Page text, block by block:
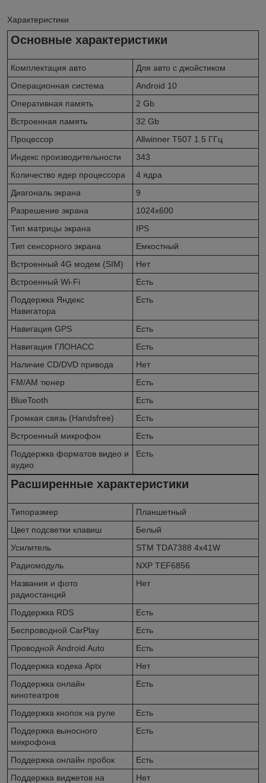
Характеристики
Основные характеристики
Комплектация авто
Для авто с джойстиком
Операционная система
Android 10
Оперативная память
2 Gb
Встроенная память
32 Gb
Процессор
Allwinner T507 1.5 ГГц
Индекс производительности
343
Количество ядер процессора
4 ядра
Диагональ экрана
9
Разрешение экрана
1024x600
Тип матрицы экрана
IPS
Тип сенсорного экрана
Емкостный
Встроенный 4G модем (SIM)
Нет
Встроенный Wi-Fi
Есть
Поддержка Яндекс
Навигатора
Есть
Навигация GPS
Есть
Навигация ГЛОНАСС
Есть
Наличие CD/DVD привода
Нет
FM/AM тюнер
Есть
BlueTooth
Есть
Громкая связь (Handsfree)
Есть
Встроенный микрофон
Есть
Поддержка форматов видео и
аудио
Есть
Расширенные характеристики
Типоразмер
Планшетный
Цвет подсветки клавиш
Белый
Усилитель
STM TDA7388 4x41W
Радиомодуль
NXP TEF6856
Названия и фото
радиостанций
Нет
Поддержка RDS
Есть
Беспроводной CarPlay
Есть
Проводной Android Auto
Есть
Поддержка кодека Aptx
Нет
Поддержка онлайн
кинотеатров
Есть
Поддержка кнопок на руле
Есть
Поддержка выносного
микрофона
Есть
Поддержка онлайн пробок
Есть
Поддержка виджетов на
Нет